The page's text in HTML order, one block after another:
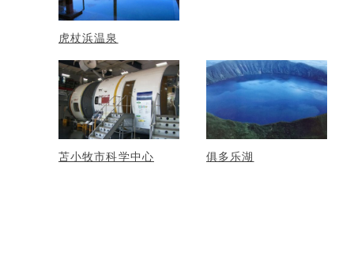
虎杖浜温泉
苫小牧市科学中心 俱多乐湖